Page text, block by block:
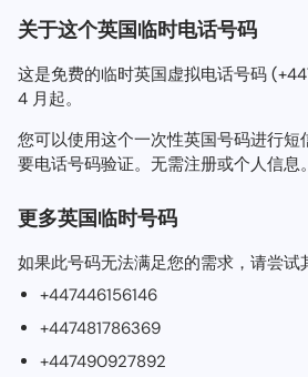
关于这个英国临时电话号码
这是免费的临时英国虚拟电话号码
4 月起。
您可以使用这个一次性英国号码进行
要电话号码验证。无需注册或个人信息。
更多英国临时号码
如果此号码无法满足您的需求，请尝试
+447446156146
+447481786369
+447490927892